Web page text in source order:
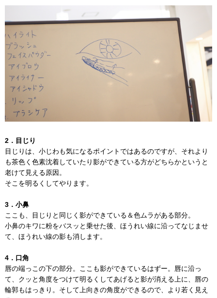
2．目じり
目じりは、小じわも気になるポイントではあるのですが、それより
も茶色く色素沈着していたり影ができている方がどちらかというと
老けて見える原因。
そこを明るくしてやります。
3．小鼻
ここも、目じりと同じく影ができている＆色ムラがある部分。
小鼻のキワに粉をバスッと乗せた後、ほうれい線に沿ってなじませ
て、ほうれい線の影も消します。
4．口角
唇の端っこの下の部分。ここも影ができているはずー。唇に沿っ
て、クッと角度をつけて明るくしてあげると影が消える上に、唇の
輪郭もはっきり。そして上向きの角度ができるので、より若く見え